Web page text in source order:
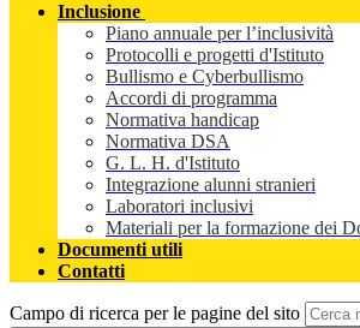
Inclusione
Piano annuale per l’inclusività
Protocolli e progetti d'Istituto
Bullismo e Cyberbullismo
Accordi di programma
Normativa handicap
Normativa DSA
G. L. H. d'Istituto
Integrazione alunni stranieri
Laboratori inclusivi
Materiali per la formazione dei
Documenti utili
Contatti
Campo di ricerca per le pagine del sito